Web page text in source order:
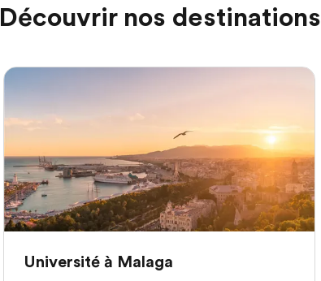
Découvrir nos destinations
Université à Malaga